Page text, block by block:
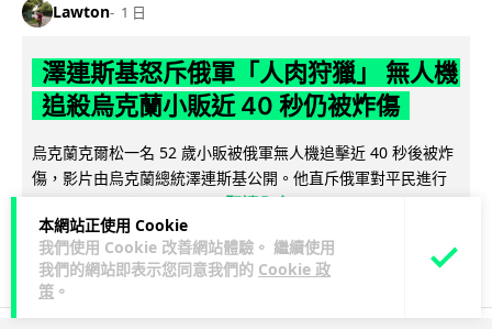
本網站正使用 Cookie
我們使用 Cookie 改善網站體驗。 繼續使用
我們的網站即表示您同意我們的 Cookie 政
策 。
Lawton 1 日
澤連斯基怒斥俄軍「人肉狩獵」 無人機
追殺烏克蘭小販近 40 秒仍被炸傷
烏克蘭克爾松一名 52 歲小販被俄軍無人機追擊近 40 秒後被炸
傷，影片由烏克蘭總統澤連斯基公開。他直斥俄軍對平民進行
「狩獵式」攻擊，烏克蘭... 閱讀全文
111 41 ↗ 分享